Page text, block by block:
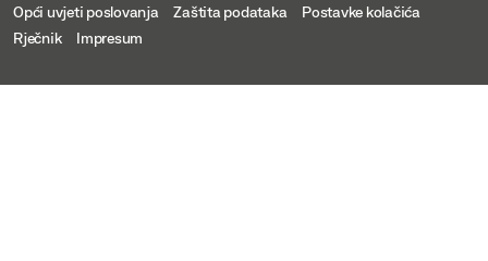
Opći uvjeti poslovanja
Zaštita podataka
Postavke kolačića
Rječnik
Impresum